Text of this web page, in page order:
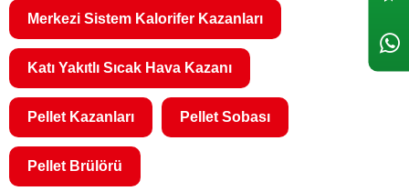
Merkezi Sistem Kalorifer Kazanları
Katı Yakıtlı Sıcak Hava Kazanı
Pellet Kazanları Pellet Sobası
Pellet Brülörü